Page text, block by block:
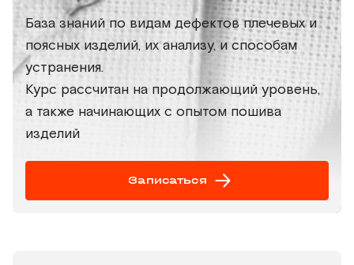
База знаний по видам дефектов плечевых и
поясных изделий, их анализу, и способам
устранения.
Курс рассчитан на продолжающий уровень,
а также начинающих с опытом пошива
изделий
Записаться